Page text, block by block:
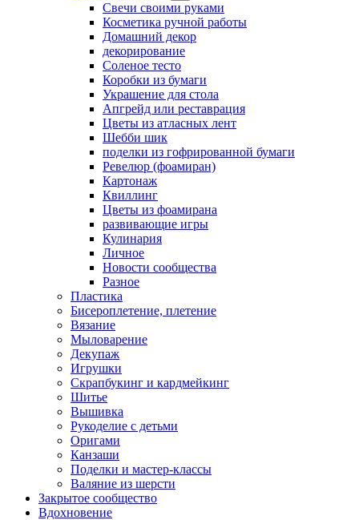
Свечи своими руками
Косметика ручной работы
Домашний декор
декорирование
Соленое тесто
Коробки из бумаги
Украшение для стола
Апгрейд или реставрация
Цветы из атласных лент
Шебби шик
поделки из гофрированной бумаги
Ревелюр (фоамиран)
Картонаж
Квиллинг
Цветы из фоамирана
развивающие игры
Кулинария
Личное
Новости сообщества
Разное
Пластика
Бисероплетение, плетение
Вязание
Мыловарение
Декупаж
Игрушки
Скрапбукинг и кардмейкинг
Шитье
Вышивка
Рукоделие с детьми
Оригами
Канзаши
Поделки и мастер-классы
Валяние из шерсти
Закрытое сообщество
Вдохновение